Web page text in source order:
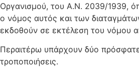
Οργανισμού, του Α.Ν. 2039/1939,
ο νόμος αυτός και των
εκδοθούν σε εκτέλεση του νόμου
Περαιτέρω υπάρχουν δύο
τροποποιήσεις.